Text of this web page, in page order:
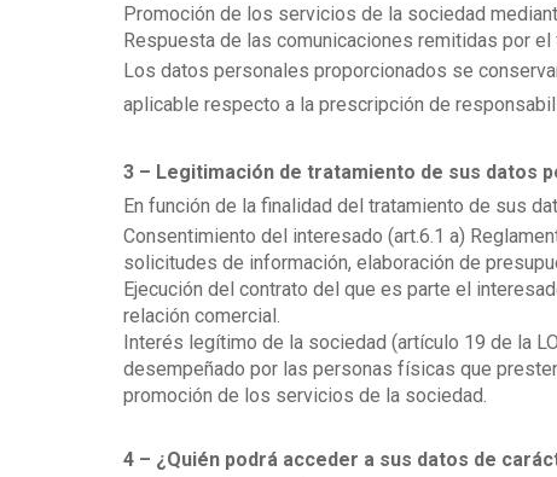
Promoción de los servicios de la sociedad
Respuesta de las comunicaciones remitidas por el
Los datos personales proporcionados se
aplicable respecto a la prescripción de
3 – Legitimación de tratamiento de sus datos
En función de la finalidad del tratamiento de sus
Consentimiento del interesado (art.6.1 a)
solicitudes de información, elaboración de
Ejecución del contrato del que es parte el
relación comercial.
Interés legítimo de la sociedad (artículo 19 de la
desempeñado por las personas físicas que
promoción de los servicios de la sociedad.
4 – ¿Quién podrá acceder a sus datos de